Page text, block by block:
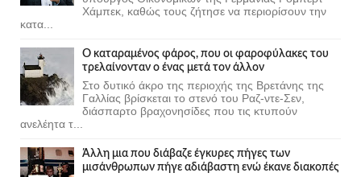
Χάμπεκ, καθώς τους ζήτησε να περιορίσουν την
κατα...
Ο καταραμένος φάρος, που οι φαροφύλακες του
τρελαίνονταν ο ένας μετά τον άλλον
Στο δυτικό άκρο της περιοχής της Βρετάνης της
Γαλλίας βρίσκεται το στενό του Ραζ-ντε-Σεν,
διάσπαρτο βραχονησίδες που τις κτυπούν
ανελέητα τ...
Άλλη μια που διάβαζε έγκυρες πήγες των
μισάνθρωπων πήγε αδιάβαστη ενώ έκανε διακοπές